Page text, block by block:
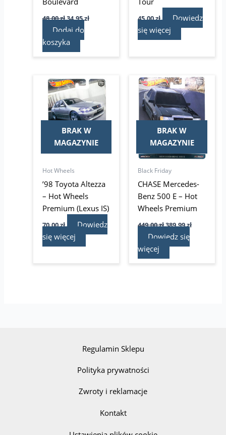
48,00zł34,95zł
Dodaj do
koszyka
45,00zł
Dowiedz
się więcej
BRAK W
MAGAZYNIE
Hot Wheels
’98 Toyota Altezza
– Hot Wheels
Premium (Lexus IS)
70,00zł
Dowiedz
się więcej
BRAK W
MAGAZYNIE
Black Friday
CHASE Mercedes-
Benz 500 E – Hot
Wheels Premium
449,00zł
Pierwotna
cena
wynosiła:
449,00 zł.
389,99zł
Aktualna
cena
wynosi:
Dowiedz się
więcej
Regulamin Sklepu
Polityka prywatności
Zwroty i reklamacje
Kontakt